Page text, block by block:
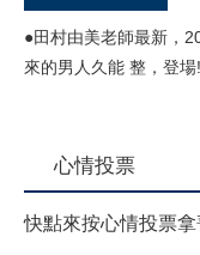
●田村由美老師最新，
來的男人久能 整，登場
心情投票
快點來按心情投票拿